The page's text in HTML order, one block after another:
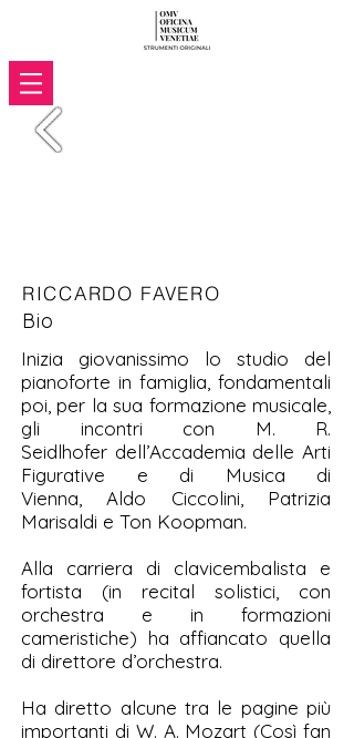
RICCARDO FAVERO
Bio
Inizia giovanissimo lo studio del
pianoforte in famiglia, fondamentali
poi, per la sua formazione musicale,
gli incontri con M. R.
Seidlhofer dell’Accademia delle Arti
Figurative e di Musica di
Vienna, Aldo Ciccolini, Patrizia
Marisaldi e Ton Koopman.
Alla carriera di clavicembalista e
fortista (in recital solistici, con
orchestra e in formazioni
cameristiche) ha affiancato quella
di direttore d’orchestra.
Ha diretto alcune tra le pagine più
importanti di W. A. Mozart (Così fan